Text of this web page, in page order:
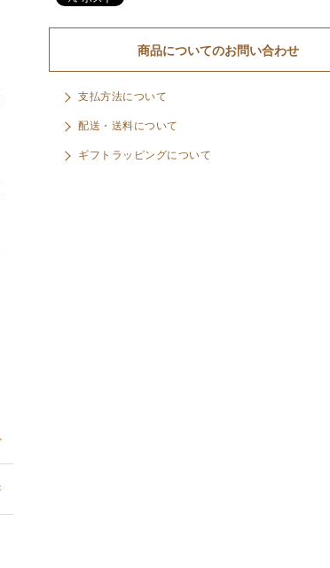
商品についてのお問い合わせ
支払方法について
配送・送料について
ギフトラッピングについて